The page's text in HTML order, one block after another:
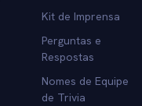
Kit de Imprensa
Perguntas e
Respostas
Nomes de Equipe
de Trivia